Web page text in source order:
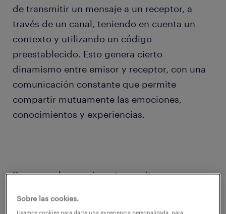
de transmitir un mensaje a un receptor, a
través de un canal, teniendo en cuenta un
contexto y utilizando un código
preestablecido. Esto genera cierto
dinamismo entre emisor y receptor, con una
comunicación constante que permite
compartir mutuamente las emociones,
conocimientos y experiencias.
Para que el mensaje se transmita
objetivos: por un lado, conseguir que el
Sobre las cookies.
Usamos cookies para darte una experiencia personalizada, para